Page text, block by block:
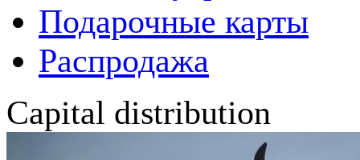
Подарочные карты
Распродажа
Capital distribution